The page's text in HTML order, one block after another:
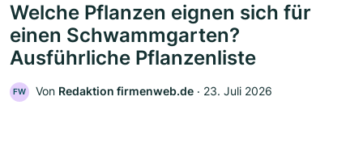
Welche Pflanzen eignen sich für
einen Schwammgarten?
Ausführliche Pflanzenliste
FW Von Redaktion firmenweb.de ‧ 23. Juli 2026